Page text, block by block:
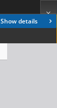
Show details